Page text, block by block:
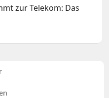
zur Telekom: Das